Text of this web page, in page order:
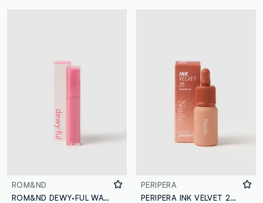
ROM&ND
ROM&ND DEWY·FUL WATER TINT 05 TAFFY - make-up coreano
PERIPERA
PERIPERA INK VELVET 25 - make-up coreano